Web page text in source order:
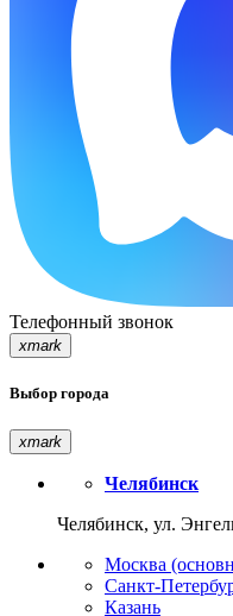
Телефонный звонок
xmark
Выбор города
xmark
Челябинск
Челябинск, ул.
Москва
Санкт-
Казань